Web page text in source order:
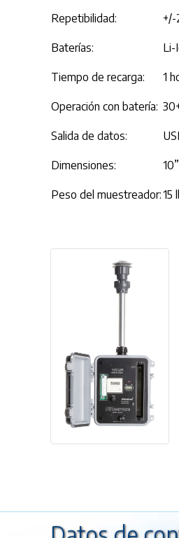
Repetibilidad:
Baterías: Li-
Tiempo de recarga: 1
Operación con batería:
Salida de datos:
Dimensiones:
Peso del muestreador:15